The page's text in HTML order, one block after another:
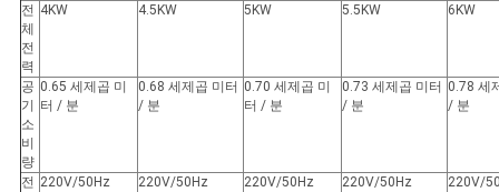
PRIVACY
POLICY
전
체
전
력
4KW 4.5KW 5KW 5.5KW 6KW
공
기
소
비
량
0.65 세제곱 미
터 / 분
0.68 세제곱 미터
/ 분
0.70 세제곱 미
터 / 분
0.73 세제곱 미터
/ 분
0.78 세
/ 분
전 220V/50Hz 220V/50Hz 220V/50Hz 220V/50Hz 220V/